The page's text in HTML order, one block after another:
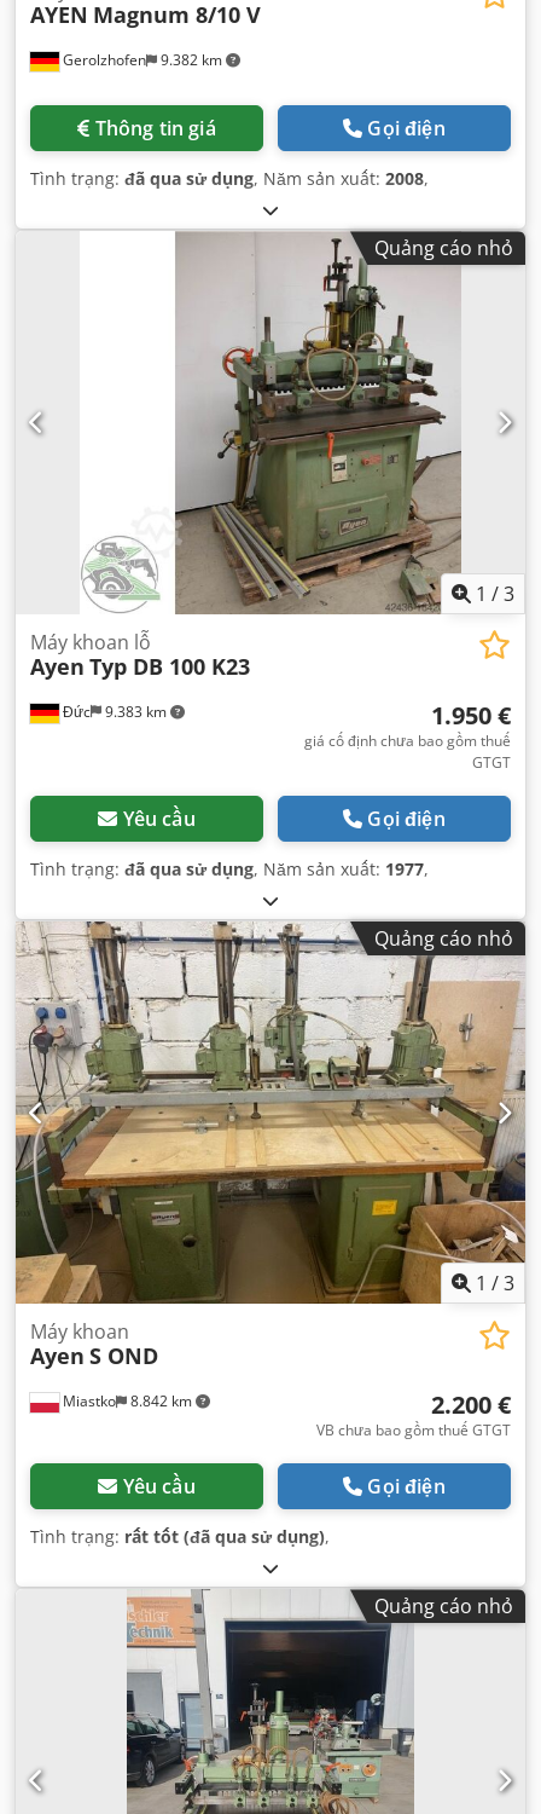
Gerolzhofen 9.382 km
AYEN Magnum 8/10 V
Thông tin giá Gọi điện
Tình trạng: đã qua sử dụng, Năm sản xuất: 2008,
Quảng cáo nhỏ
1 /3
Đức 9.383 km
Máy khoan lỗ
Ayen Typ DB 100 K23
1.950 €
giá cố định chưa bao gồm thuế
GTGT
Yêu cầu Gọi điện
Tình trạng: đã qua sử dụng, Năm sản xuất: 1977,
Quảng cáo nhỏ
1 /3
Miastko 8.842 km
Máy khoan
Ayen S OND
2.200 €
VB chưa bao gồm thuế GTGT
Yêu cầu Gọi điện
Tình trạng: rất tốt (đã qua sử dụng),
Quảng cáo nhỏ